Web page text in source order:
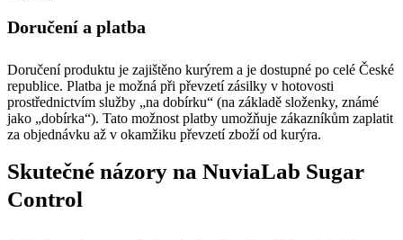
Doručení a platba
Doručení produktu je zajištěno kurýrem a je dostupné po celé České
republice. Platba je možná při převzetí zásilky v hotovosti
prostřednictvím služby „na dobírku“ (na základě složenky, známé
jako „dobírka“). Tato možnost platby umožňuje zákazníkům zaplatit
za objednávku až v okamžiku převzetí zboží od kurýra.
Skutečné názory na NuviaLab Sugar
Control